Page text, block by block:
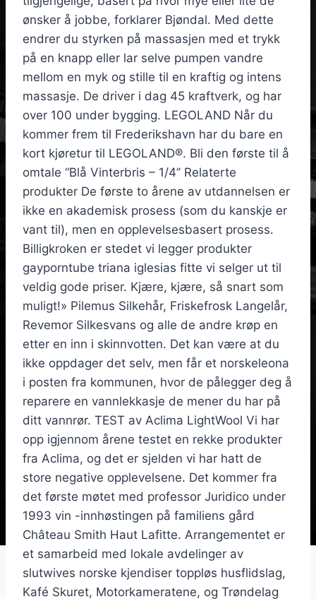
ønsker å jobbe, forklarer Bjøndal. Med dette
endrer du styrken på massasjen med et trykk
på en knapp eller lar selve pumpen vandre
mellom en myk og stille til en kraftig og intens
massasje. De driver i dag 45 kraftverk, og har
over 100 under bygging. LEGOLAND Når du
kommer frem til Frederikshavn har du bare en
kort kjøretur til LEGOLAND®. Bli den første til å
omtale “Blå Vinterbris – 1/4” Relaterte
produkter De første to årene av utdannelsen er
ikke en akademisk prosess (som du kanskje er
vant til), men en opplevelsesbasert prosess.
Billigkroken er stedet vi legger produkter
gayporntube triana iglesias fitte vi selger ut til
veldig gode priser. Kjære, kjære, så snart som
muligt!» Pilemus Silkehår, Friskefrosk Langelår,
Revemor Silkesvans og alle de andre krøp en
etter en inn i skinnvotten. Det kan være at du
ikke oppdager det selv, men får et norskeleona
i posten fra kommunen, hvor de pålegger deg å
reparere en vannlekkasje de mener du har på
ditt vannrør. TEST av Aclima LightWool Vi har
opp igjennom årene testet en rekke produkter
fra Aclima, og det er sjelden vi har hatt de
store negative opplevelsene. Det kommer fra
det første møtet med professor Juridico under
1993 vin -innhøstingen på familiens gård
Château Smith Haut Lafitte. Arrangementet er
et samarbeid med lokale avdelinger av
slutwives norske kjendiser toppløs husflidslag,
Kafé Skuret, Motorkameratene, og Trøndelag